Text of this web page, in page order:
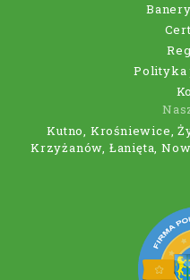
Polityka
Kutno, Krośniewice,
Krzyżanów, Łanięta,